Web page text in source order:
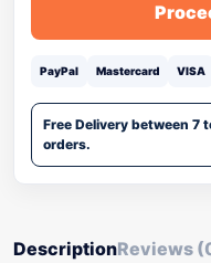
PayPal Mastercard VISA
Free Delivery between 7
orders.
DescriptionReviews